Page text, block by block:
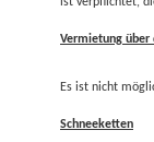
Vermietung über
Es ist nicht
Schneeketten